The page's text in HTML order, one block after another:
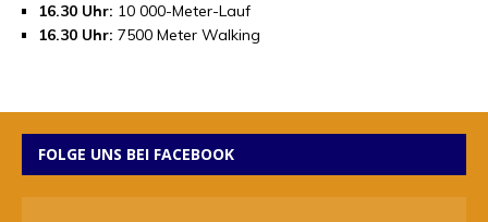
16.30 Uhr: 10 000-Meter-Lauf
16.30 Uhr: 7500 Meter Walking
FOLGE UNS BEI FACEBOOK